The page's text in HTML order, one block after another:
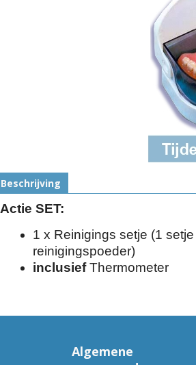
Beschrijving
Actie SET:
1 x Reinigings setje (1
reinigingspoeder)
inclusief Thermometer
Algemene